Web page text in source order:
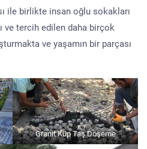
ile birlikte insan oğlu sokakları
ve tercih edilen daha birçok
ve yaşamın bir parçası
Granit Küp Taş Döşeme